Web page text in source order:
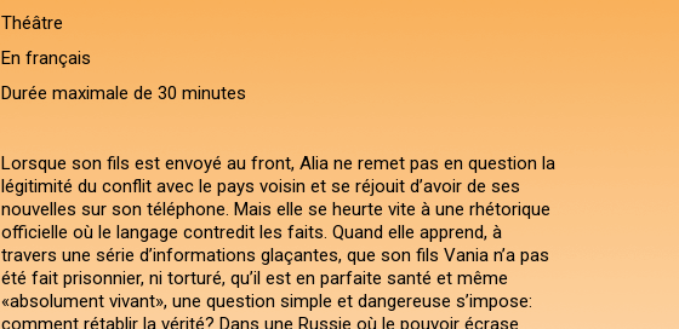
Théâtre
En français
Durée maximale de 30 minutes
Lorsque son fils est envoyé au front, Alia ne remet pas en question la
légitimité du conflit avec le pays voisin et se réjouit d’avoir de ses
nouvelles sur son téléphone. Mais elle se heurte vite à une rhétorique
officielle où le langage contredit les faits. Quand elle apprend, à
travers une série d’informations glaçantes, que son fils Vania n’a pas
été fait prisonnier, ni torturé, qu’il est en parfaite santé et même
«absolument vivant», une question simple et dangereuse s’impose:
comment rétablir la vérité? Dans une Russie où le pouvoir écrase